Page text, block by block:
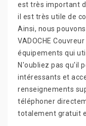
est très important
il est très utile de
Ainsi, nous
VADOCHE
équipements qui
N'oubliez pas qu'il
intéressants et
renseignements
téléphoner
totalement gratuit